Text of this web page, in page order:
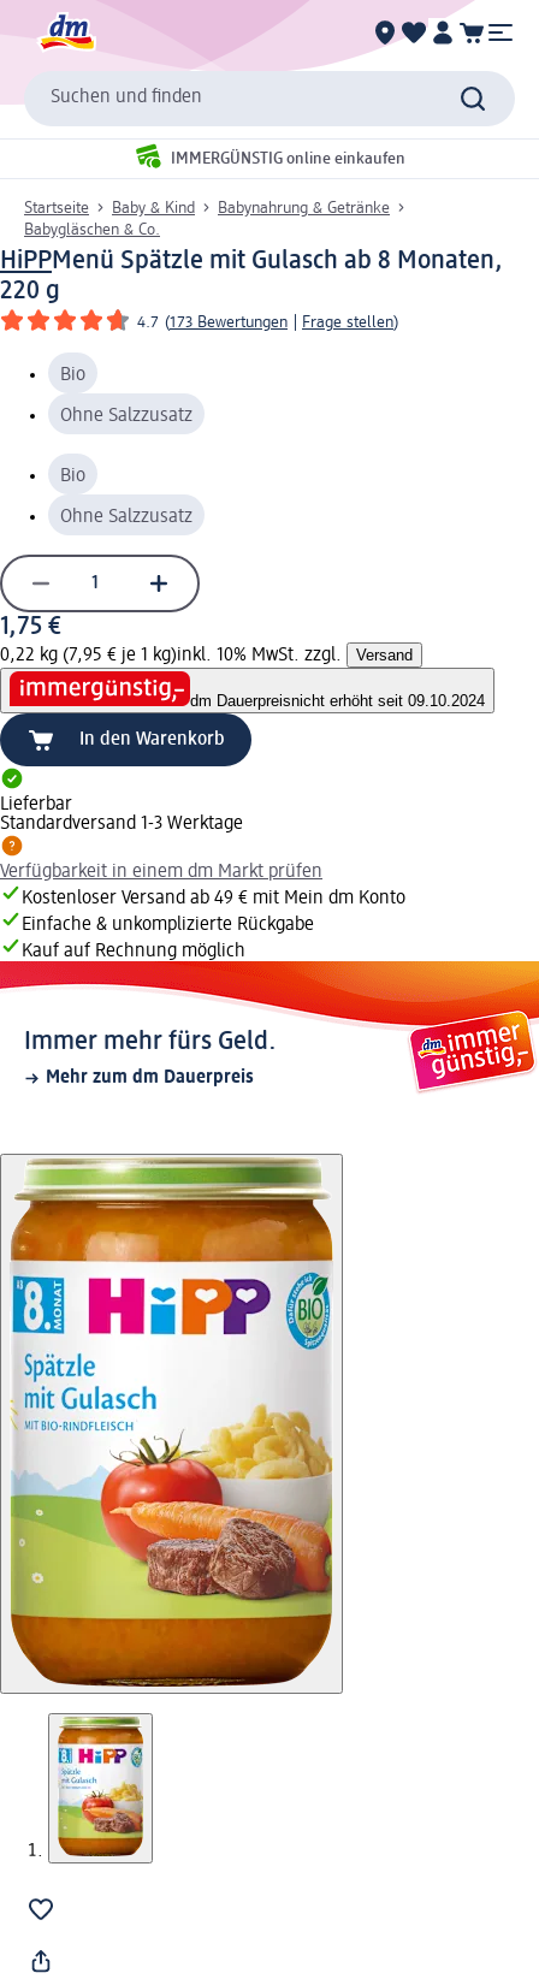
Suchen und finden
IMMERGÜNSTIG online einkaufen
Startseite Baby & Kind
Babynahrung & Getränke
Babygläschen & Co.
HiPPMenü Spätzle mit Gulasch ab 8 Monaten,
220 g
4.7 (173 Bewertungen Frage stellen)
Bio
Ohne Salzzusatz
Bio
Ohne Salzzusatz
1,75 €
0,22 kg (7,95 € je 1 kg)inkl. 10% MwSt. zzgl. Versand
dm Dauerpreisnicht erhöht seit 09.10.2024
In den Warenkorb
Lieferbar
Standardversand 1-3 Werktage
Verfügbarkeit in einem dm Markt prüfen
Kostenloser Versand ab 49 € mit Mein dm Konto
Einfache & unkomplizierte Rückgabe
Kauf auf Rechnung möglich
Immer mehr fürs Geld.
Mehr zum dm Dauerpreis